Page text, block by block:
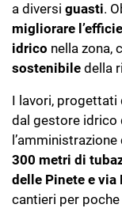
a diversi guasti.
migliorare
idrico nella zona,
sostenibile della
I lavori, progettati
dal gestore idrico
300 metri di
delle Pinete e via
cantieri per